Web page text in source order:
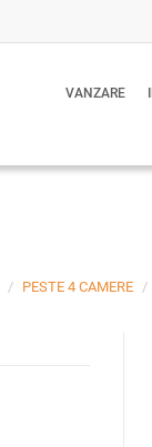
VANZARE
PESTE 4 CAMERE